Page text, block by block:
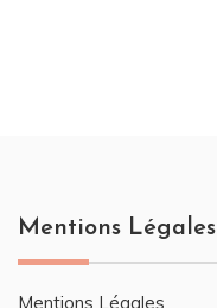
Mentions Légales
Mentions Légales